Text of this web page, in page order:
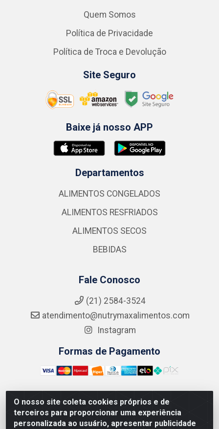
O nosso site coleta cookies próprios e de
terceiros para proporcionar uma experiência
personalizada ao usuário, apresentar publicidade
Quem Somos
Política de Privacidade
Política de Troca e Devolução
Site Seguro
Baixe já nosso APP
Departamentos
ALIMENTOS CONGELADOS
ALIMENTOS RESFRIADOS
ALIMENTOS SECOS
BEBIDAS
Fale Conosco
(21) 2584-3524
atendimento@nutrymaxalimentos.com
Instagram
Formas de Pagamento
NUTRY MAX COMÉRCIO DE PRODUTOS ALIMENTICIOS
LTDA - RUA DO FEIJÃO, 721 PENHA CIRCULAR/RJ -